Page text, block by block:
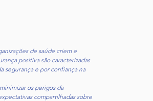
de saúde criem e
positiva são caracterizadas
segurança e por confiança na
os perigos da
compartilhadas sobre